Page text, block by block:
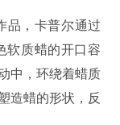
品，卡普尔通过
软质蜡的开口容
中，环绕着蜡质
造蜡的形状，反